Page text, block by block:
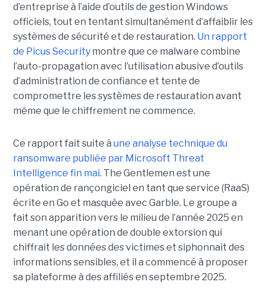
d’entreprise à l’aide d’outils de gestion Windows
officiels, tout en tentant simultanément d’affaiblir les
systèmes de sécurité et de restauration. Un rapport
de Picus Securitymontre que ce malware combine
l’auto-propagation avec l’utilisation abusive d’outils
d’administration de confiance et tente de
compromettre les systèmes de restauration avant
même que le chiffrement ne commence.
Ce rapport fait suite à une analyse technique du
ransomware publiée par Microsoft Threat
Intelligence fin mai. The Gentlemen est une
opération de rançongiciel en tant que service (RaaS)
écrite en Go et masquée avec Garble. Le groupe a
fait son apparition vers le milieu de l’année 2025 en
menant une opération de double extorsion qui
chiffrait les données des victimes et siphonnait des
informations sensibles, et il a commencé à proposer
sa plateforme à des affiliés en septembre 2025.